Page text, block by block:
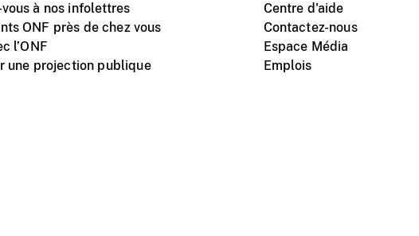
à nos infolettres
ONF près de chez vous
l’ONF
une projection publique
Centre d'aide
Contactez-nous
Espace Média
Emplois